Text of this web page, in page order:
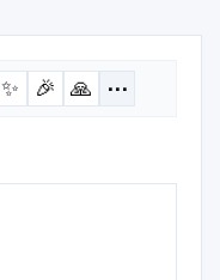
✨ 🎉 🙏 ⋯